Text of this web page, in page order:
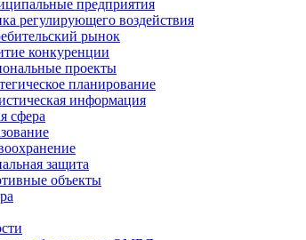
предприятия
регулирующего воздействия
рынок
конкуренции
проекты
планирование
информация
сфера
защита
объекты